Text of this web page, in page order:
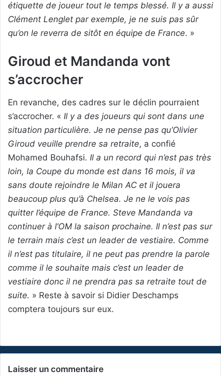
étiquette de joueur tout le temps blessé. Il y a aussi
Clément Lenglet par exemple, je ne suis pas sûr
qu’on le reverra de sitôt en équipe de France. »
Giroud et Mandanda vont
s’accrocher
En revanche, des cadres sur le déclin pourraient
s’accrocher. « Il y a des joueurs qui sont dans une
situation particulière. Je ne pense pas qu’Olivier
Giroud veuille prendre sa retraite, a confié
Mohamed Bouhafsi. Il a un record qui n’est pas très
loin, la Coupe du monde est dans 16 mois, il va
sans doute rejoindre le Milan AC et il jouera
beaucoup plus qu’à Chelsea. Je ne le vois pas
quitter l’équipe de France. Steve Mandanda va
continuer à l’OM la saison prochaine. Il n’est pas sur
le terrain mais c’est un leader de vestiaire. Comme
il n’est pas titulaire, il ne peut pas prendre la parole
comme il le souhaite mais c’est un leader de
vestiaire donc il ne prendra pas sa retraite tout de
suite. » Reste à savoir si Didier Deschamps
comptera toujours sur eux.
Laisser un commentaire